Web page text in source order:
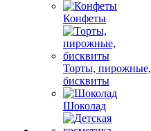
Конфеты
Торты, пирожные,
бисквиты
Шоколад